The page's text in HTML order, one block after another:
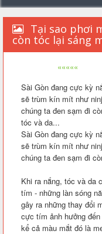
Tại sao phơi
còn tóc lại sáng
«««««
Sài Gòn đang cực kỳ
sẽ trùm kín mít như
chúng ta đen sạm đi
tóc và da...
Sài Gòn đang cực kỳ
sẽ trùm kín mít như
chúng ta đen sạm đi
Khi ra nắng, tóc và da
tím - những làn sóng
gây ra những thay đổi
cực tím ảnh hưởng
kể cả màu mắt đó là